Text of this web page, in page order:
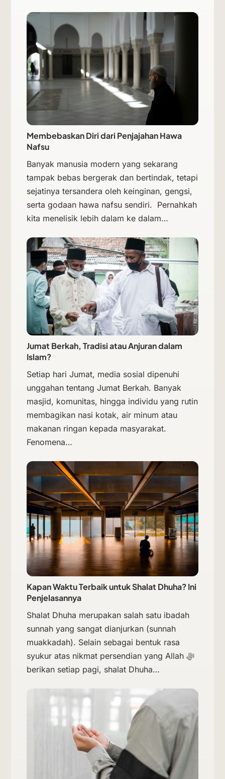
Membebaskan Diri dari Penjajahan Hawa
Nafsu
Banyak manusia modern yang sekarang
tampak bebas bergerak dan bertindak, tetapi
sejatinya tersandera oleh keinginan, gengsi,
serta godaan hawa nafsu sendiri. Pernahkah
kita menelisik lebih dalam ke dalam…
Jumat Berkah, Tradisi atau Anjuran dalam
Islam?
Setiap hari Jumat, media sosial dipenuhi
unggahan tentang Jumat Berkah. Banyak
masjid, komunitas, hingga individu yang rutin
membagikan nasi kotak, air minum atau
makanan ringan kepada masyarakat.
Fenomena…
Kapan Waktu Terbaik untuk Shalat Dhuha? Ini
Penjelasannya
Shalat Dhuha merupakan salah satu ibadah
sunnah yang sangat dianjurkan (sunnah
muakkadah). Selain sebagai bentuk rasa
syukur atas nikmat persendian yang Allah ﷻ
berikan setiap pagi, shalat Dhuha…